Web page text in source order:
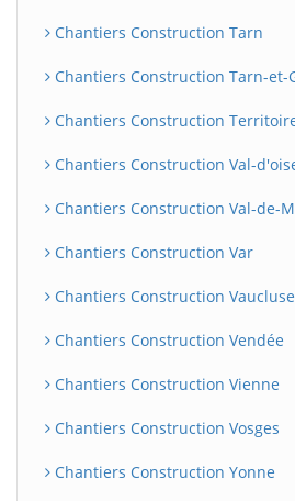
Chantiers Construction Tarn
Chantiers Construction Tarn-et-
Chantiers Construction
Chantiers Construction Val-
Chantiers Construction Val-de-
Chantiers Construction Var
Chantiers Construction Vaucluse
Chantiers Construction Vendée
Chantiers Construction Vienne
Chantiers Construction Vosges
Chantiers Construction Yonne